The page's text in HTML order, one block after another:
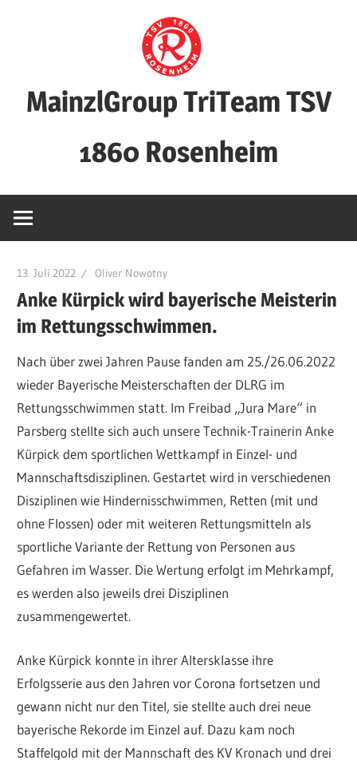
MainzlGroup TriTeam TSV
1860 Rosenheim
13. Juli 2022 Oliver Nowotny
Anke Kürpick wird bayerische Meisterin
im Rettungsschwimmen.
Nach über zwei Jahren Pause fanden am 25./26.06.2022
wieder Bayerische Meisterschaften der DLRG im
Rettungsschwimmen statt. Im Freibad „Jura Mare“ in
Parsberg stellte sich auch unsere Technik-Trainerin Anke
Kürpick dem sportlichen Wettkampf in Einzel- und
Mannschaftsdisziplinen. Gestartet wird in verschiedenen
Disziplinen wie Hindernisschwimmen, Retten (mit und
ohne Flossen) oder mit weiteren Rettungsmitteln als
sportliche Variante der Rettung von Personen aus
Gefahren im Wasser. Die Wertung erfolgt im Mehrkampf,
es werden also jeweils drei Disziplinen
zusammengewertet.
Anke Kürpick konnte in ihrer Altersklasse ihre
Erfolgsserie aus den Jahren vor Corona fortsetzen und
gewann nicht nur den Titel, sie stellte auch drei neue
bayerische Rekorde im Einzel auf. Dazu kam noch
Staffelgold mit der Mannschaft des KV Kronach und drei